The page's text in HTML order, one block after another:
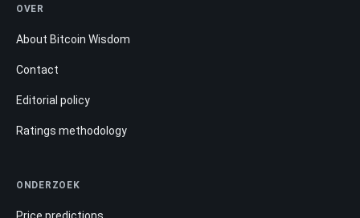
OVER
About Bitcoin Wisdom
Contact
Editorial policy
Ratings methodology
ONDERZOEK